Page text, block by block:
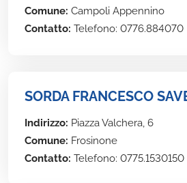
Comune: Campoli Appennino
Contatto: Telefono: 0776.884070
SORDA FRANCESCO
Indirizzo: Piazza Valchera, 6
Comune: Frosinone
Contatto: Telefono: 0775.1530150